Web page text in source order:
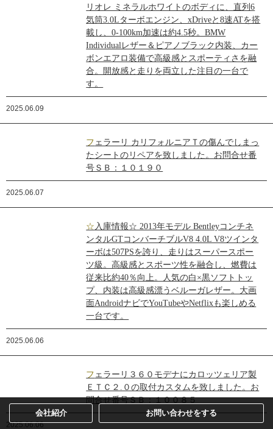
リオレ ミネラルホワイトのボディに、直列6
気筒3.0Lターボエンジン、xDriveと8速ATを搭
載し、0-100km加速は約4.5秒。BMW
Individualレザー＆ピアノブラック内装、カー
ボンエアロ装備で高級感とスポーティさを融
合。開放感と走りを両立した注目の一台で
す。
2025.06.09
フェラーリ カリフォルニアＴの傷んでしまっ
たシートのリペアを致しました。お問合せ番
号ＳＢ：１０１９０
2025.06.07
☆入庫情報☆ 2013年モデル Bentleyコンチネ
ンタルGTコンバーチブルV8 4.0L V8ツインタ
ーボは507PSを誇り、走りはスーパースポー
ツ級。高級感とスポーツ性を融合し、燃費は
従来比約40％向上。人気の白×黒ソフトトッ
プ、内装は高級感漂うベルーガレザー。大画
面AndroidナビでYouTubeやNetflixも楽しめる
一台です。
2025.06.06
フェラーリ３６０モデナにカロッツェリア製
ＥＴＣ２.０の取付カスタムを致しました。お
問合せ番号ＳＢ：１００８５
2025.06.06
会社紹介 お問い合わせをする